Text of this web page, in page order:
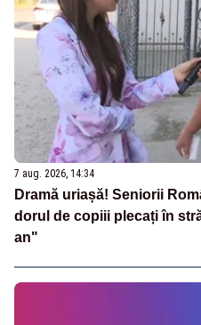
7 aug. 2026, 14:34
Dramă uriașă! Seniorii
dorul de copiii plecați în
an"